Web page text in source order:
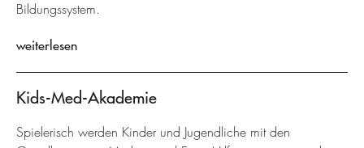
Bildungssystem.
weiterlesen
Kids-Med-Akademie
Spielerisch werden Kinder und Jugendliche mit den